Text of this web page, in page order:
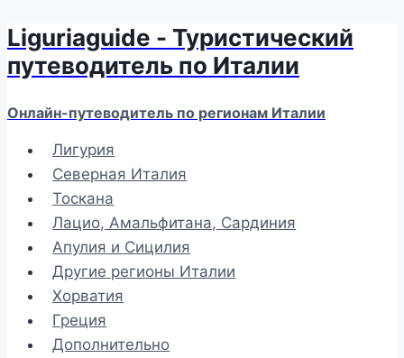
Перейти
к
содержимому
Liguriaguide - Туристический
путеводитель по Италии
Онлайн-путеводитель по регионам Италии
Лигурия
Северная Италия
Тоскана
Лацио, Амальфитана, Сардиния
Апулия и Сицилия
Другие регионы Италии
Хорватия
Греция
Дополнительно